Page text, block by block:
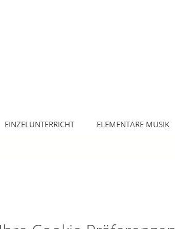
EINZELUNTERRICHT ELEMENTARE MUSIK